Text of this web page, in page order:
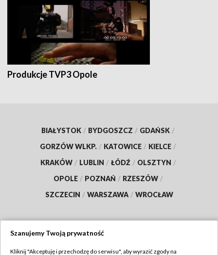
Produkcje TVP3 Opole
BIAŁYSTOK / BYDGOSZCZ / GDAŃSK /
GORZÓW WLKP. / KATOWICE / KIELCE /
KRAKÓW / LUBLIN / ŁÓDŹ / OLSZTYN /
OPOLE / POZNAŃ / RZESZÓW /
SZCZECIN / WARSZAWA / WROCŁAW
Szanujemy Twoją prywatność
Kliknij "Akceptuję i przechodzę do serwisu", aby wyrazić zgody na